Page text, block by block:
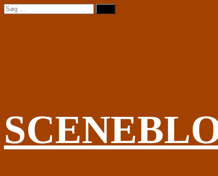
Videre
til
Søg
efter: